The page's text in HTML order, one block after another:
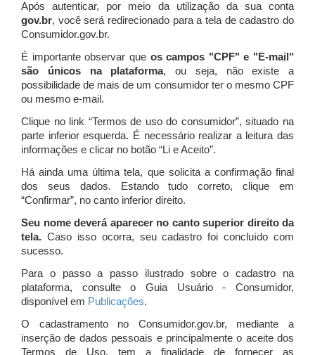
Após autenticar, por meio da utilização da sua conta
gov.br, você será redirecionado para a tela de cadastro do
Consumidor.gov.br.
É importante observar que os campos "CPF" e "E-mail"
são únicos na plataforma, ou seja, não existe a
possibilidade de mais de um consumidor ter o mesmo CPF
ou mesmo e-mail.
Clique no link “Termos de uso do consumidor”, situado na
parte inferior esquerda. É necessário realizar a leitura das
informações e clicar no botão “Li e Aceito”.
Há ainda uma última tela, que solicita a confirmação final
dos seus dados. Estando tudo correto, clique em
“Confirmar”, no canto inferior direito.
Seu nome deverá aparecer no canto superior direito da
tela. Caso isso ocorra, seu cadastro foi concluído com
sucesso.
Para o passo a passo ilustrado sobre o cadastro na
plataforma, consulte o Guia Usuário - Consumidor,
disponível em Publicações.
O cadastramento no Consumidor.gov.br, mediante a
inserção de dados pessoais e principalmente o aceite dos
Termos de Uso, tem a finalidade de fornecer as